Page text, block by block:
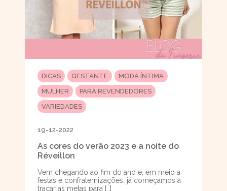
DICAS GESTANTE
MODA ÍNTIMA
MULHER
PARA REVENDEDORES
VARIEDADES
19-12-2022
As cores do verão 2023 e a noite do
Réveillon
Vem chegando ao fim do ano e, em meio a
festas e confraternizações, já começamos a
traçar as metas para […]